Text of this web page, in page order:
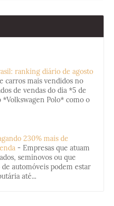
ranking diário de agosto
carros mais vendidos no
de vendas do dia *5 de
Polo* como o
230% mais de
- Empresas que atuam
seminovos ou que
automóveis podem estar
até...